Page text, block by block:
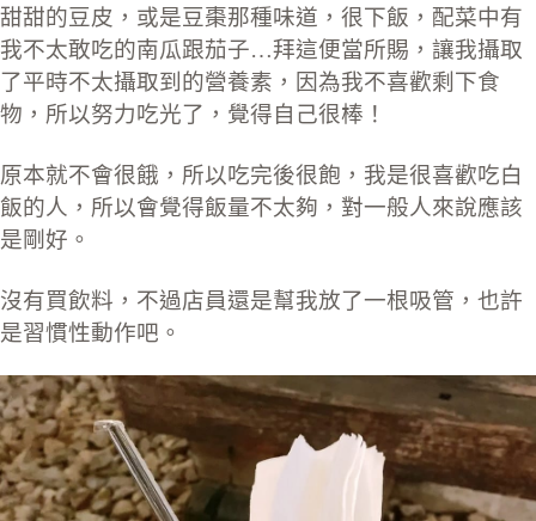
甜甜的豆皮，或是豆棗那種味道，很下飯，配菜中有
我不太敢吃的南瓜跟茄子…拜這便當所賜，讓我攝取
了平時不太攝取到的營養素，因為我不喜歡剩下食
物，所以努力吃光了，覺得自己很棒！
原本就不會很餓，所以吃完後很飽，我是很喜歡吃白
飯的人，所以會覺得飯量不太夠，對一般人來說應該
是剛好。
沒有買飲料，不過店員還是幫我放了一根吸管，也許
是習慣性動作吧。